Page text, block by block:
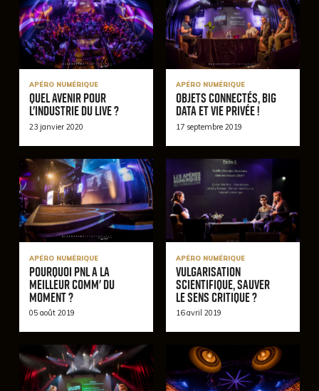
APÉRO NUMÉRIQUE
Quel avenir pour
l'industrie du live ?
23 janvier 2020
APÉRO NUMÉRIQUE
Objets connectés, big
data et vie privée !
17 septembre 2019
APÉRO NUMÉRIQUE
Pourquoi PNL a la
meilleur comm' du
moment ?
05 août 2019
APÉRO NUMÉRIQUE
Vulgarisation
Scientifique, sauver
le sens critique ?
16 avril 2019